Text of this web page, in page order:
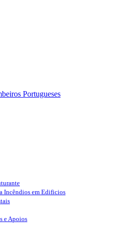
Incêndios em Edificios
e Apoios